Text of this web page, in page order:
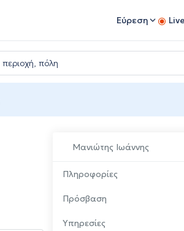
Εύρεση
Μανιώτης Ιωάννης
Πληροφορίες
Πρόσβαση
Υπηρεσίες